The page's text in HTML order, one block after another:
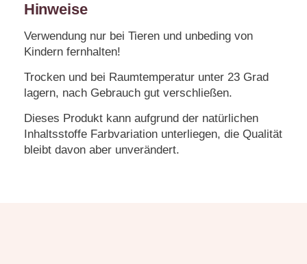
Hinweise
Verwendung nur bei Tieren und unbeding von
Kindern fernhalten!
Trocken und bei Raumtemperatur unter 23 Grad
lagern, nach Gebrauch gut verschließen.
Dieses Produkt kann aufgrund der natürlichen
Inhaltsstoffe Farbvariation unterliegen, die Qualität
bleibt davon aber unverändert.